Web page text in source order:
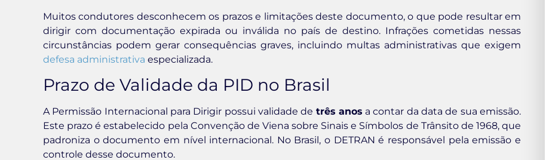
Muitos condutores desconhecem os prazos e limitações deste documento, o que pode resultar em
dirigir com documentação expirada ou inválida no país de destino. Infrações cometidas nessas
circunstâncias podem gerar consequências graves, incluindo multas administrativas que exigem
defesa administrativa especializada.
Prazo de Validade da PID no Brasil
A Permissão Internacional para Dirigir possui validade de três anos a contar da data de sua emissão.
Este prazo é estabelecido pela Convenção de Viena sobre Sinais e Símbolos de Trânsito de 1968, que
padroniza o documento em nível internacional. No Brasil, o DETRAN é responsável pela emissão e
controle desse documento.